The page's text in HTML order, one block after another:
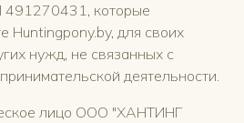
которые
Huntingpony.by, для своих
нужд, не связанных с
деятельности.
лицо ООО "ХАНТИНГ